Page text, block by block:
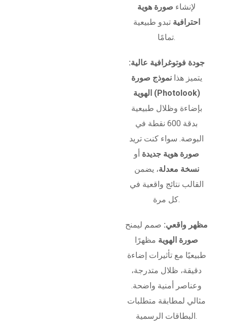
لإنشاء صورة هوية
احترافية تبدو طبيعية
تمامًا.
جودة فوتوغرافية عالية:
يتميز هذانموذج صورة
الهوية (Photolook)
بإضاءة وظلال طبيعية
بدقة 600 نقطة في
البوصة. سواء كنت تريد
صورة هوية جديدة أو
نسخة معدلة، يضمن
القالب نتائج واقعية في
كل مرة.
مظهر واقعي: صمم ليمنح
صورة الهوية مظهرًا
طبيعيًا مع تأثيرات إضاءة
دقيقة، ظلال متدرجة،
وعناصر أمنية واضحة.
مثالي لمطابقة متطلبات
البطاقات الرسمية.